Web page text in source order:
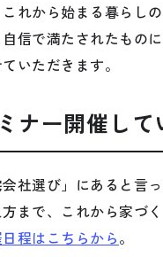
れから始まる暮らしの
信で満たされたものに
いただきます。
ナー開催して
社選び」にあると言
まで、これから家づ
程はこちらから。